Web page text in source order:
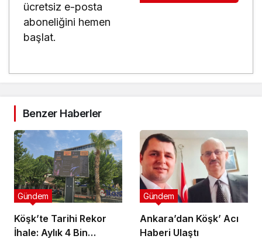
ücretsiz e-posta
aboneliğini hemen
başlat.
Benzer Haberler
Köşk’te Tarihi Rekor
İhale: Aylık 4 Bin
Gündem
Ankara’dan Köşk’ Acı
Haberi Ulaştı
Gündem